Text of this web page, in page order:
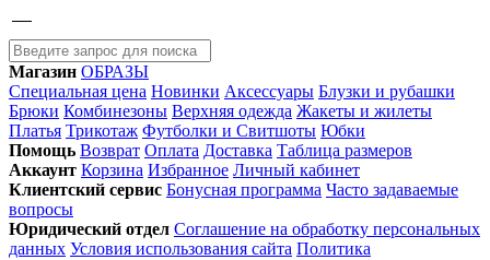
Магазин ОБРАЗЫ
Специальная цена Новинки Аксессуары Блузки и рубашки
Брюки Комбинезоны Верхняя одежда Жакеты и жилеты
Платья Трикотаж Футболки и Свитшоты Юбки
Помощь Возврат Оплата Доставка Таблица размеров
Аккаунт Корзина Избранное Личный кабинет
Клиентский сервис Бонусная программа Часто задаваемые
вопросы
Юридический отдел Соглашение на обработку персональных
данных Условия использования сайта Политика